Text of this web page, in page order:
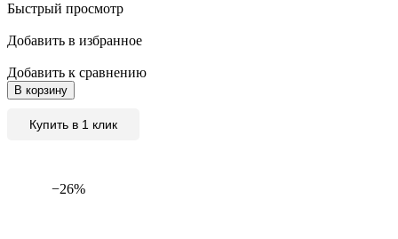
Быстрый просмотр
Добавить в избранное
Добавить к сравнению
В корзину
Купить в 1 клик
−26%